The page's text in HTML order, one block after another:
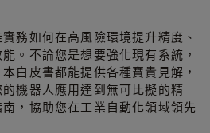
務如何在高風險環境提升精度、
。不論您是想要強化現有系統，
白皮書都能提供各種寶貴見解，
機器人應用達到無可比擬的精
，協助您在工業自動化領域領先